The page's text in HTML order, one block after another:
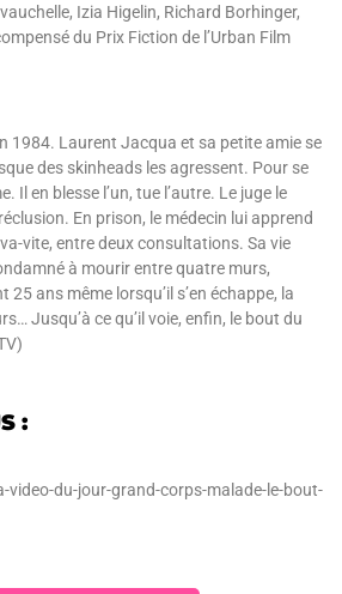
Izia Higelin, Richard Borhinger,
du Prix Fiction de l’Urban Film
1984. Laurent Jacqua et sa petite amie se
des skinheads les agressent. Pour se
Il en blesse l’un, tue l’autre. Le juge le
En prison, le médecin lui apprend
vite, entre deux consultations. Sa vie
à mourir entre quatre murs,
ans même lorsqu’il s’en échappe, la
Jusqu’à ce qu’il voie, enfin, le bout du
:
du-jour-grand-corps-malade-le-bout-